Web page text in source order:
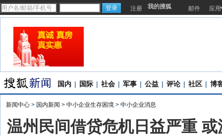
注册 我的搜狐 邮件 应用
国内 | 国际 | 社会 | 军事 | 公益 | 评论 | 社区 | 博
新闻中心 > 国内新闻 > 中小企业生存困境 > 中小企业消息
温州民间借贷危机日益严重